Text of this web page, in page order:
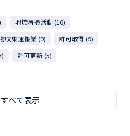
地域清掃活動 (16)
収集運搬業 (9)
許可取得 (9)
許可更新 (5)
すべて表示